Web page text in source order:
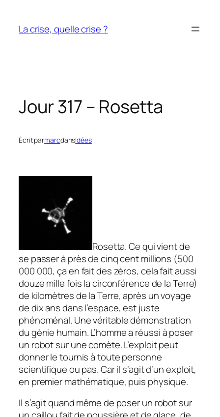
contenu
La crise, quelle crise ?
Jour 317 – Rosetta
Écrit parmarcdansIdées
Rosetta. Ce qui vient de
se passer à près de cinq cent millions (500
000 000, ça en fait des zéros, cela fait aussi
douze mille fois la circonférence de la Terre)
de kilomètres de la Terre, après un voyage
de dix ans dans l’espace, est juste
phénoménal. Une véritable démonstration
du génie humain. L’homme a réussi à poser
un robot sur une comète. L’exploit peut
donner le tournis à toute personne
scientifique ou pas. Car il s’agit d’un exploit,
en premier mathématique, puis physique.
Il s’agit quand même de poser un robot sur